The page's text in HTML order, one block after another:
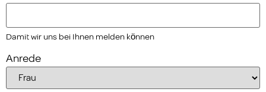
Damit wir uns bei Ihnen melden können
Anrede